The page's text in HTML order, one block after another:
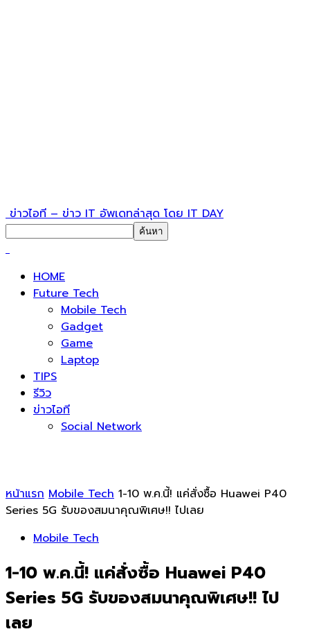
ข่าวไอที – ข่าว IT อัพเดทล่าสุด โดย IT DAY
HOME
Future Tech
Mobile Tech
Gadget
Game
Laptop
TIPS
รีวิว
ข่าวไอที
Social Network
หน้าแรก Mobile Tech 1-10 พ.ค.นี้! แค่สั่งซื้อ Huawei P40
Series 5G รับของสมนาคุณพิเศษ!! ไปเลย
Mobile Tech
1-10 พ.ค.นี้! แค่สั่งซื้อ Huawei P40
Series 5G รับของสมนาคุณพิเศษ!! ไป
เลย